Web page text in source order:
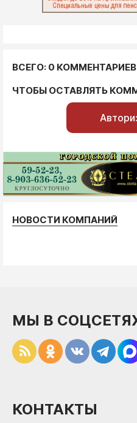
ВСЕГО: 0 КОММЕНТАРИЕВ
ЧТОБЫ ОСТАВЛЯТЬ
НОВОСТИ КОМПАНИЙ
МЫ В
КОНТАКТЫ